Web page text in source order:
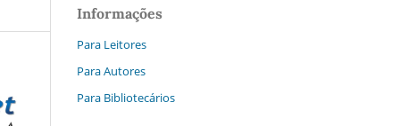
Informações
Para Leitores
Para Autores
Para Bibliotecários